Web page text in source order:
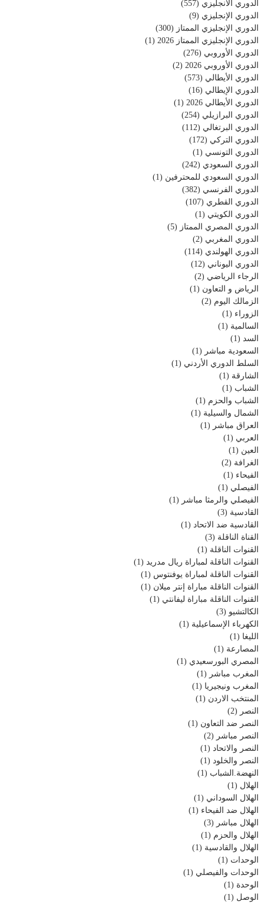
الدوري الأنجليزي (557)
الدوري الإنجليزي (9)
الدوري الإنجليزي الممتاز (300)
الدوري الإنجليزي الممتاز 2026
(1)
الدوري الأوروبي (276)
الدوري الأوروبي 2026
(2)
الدوري الأيطالي (573)
الدوري الإيطالي (16)
الدوري الأيطالي 2026
(1)
الدوري البرازيلي (254)
الدوري البرتغالي (112)
الدوري التركي (172)
الدوري التونسي (1)
الدوري السعودي (242)
الدوري السعودي للمحترفين (1)
الدوري الفرنسي (382)
الدوري القطري (107)
الدوري الكويتي (1)
الدوري المصري الممتاز (5)
الدوري المغربي (2)
الدوري الهولندي (114)
الدوري اليوناني (12)
الرجاء الرياضي (2)
الرياض و التعاون (1)
الزمالك اليوم (2)
الزوراء (1)
السالمية (1)
السد (1)
السعودية مباشر (1)
السلط الدوري الأردني (1)
الشارقة (1)
الشباب (1)
الشباب والحزم (1)
الشمال والسيلية (1)
العراق مباشر (1)
العربي (1)
العين (1)
الغرافة (2)
الفيحاء (1)
الفيصلي (1)
الفيصلي والرمثا مباشر (1)
القادسية (3)
القادسية ضد الاتحاد (1)
القناة الناقلة (3)
القنوات الناقلة (1)
القنوات الناقلة لمباراة ريال مدريد (1)
القنوات الناقلة لمباراة يوفنتوس (1)
القنوات الناقلة مباراة إنتر ميلان (1)
القنوات الناقلة مباراة ليفانتي (1)
الكالتشيو (3)
الكهرباء الإسماعيلية (1)
الليغا (1)
المصارعة (1)
المصري البورسعيدي (1)
المغرب مباشر (1)
المغرب ونيجيريا (1)
المنتخب الاردن (1)
النصر (2)
النصر ضد التعاون (1)
النصر مباشر (2)
النصر والاتحاد (1)
النصر والخلود (1)
النهضة.الشباب (1)
الهلال (1)
الهلال السوداني (1)
الهلال ضد الفيحاء (1)
الهلال مباشر (3)
الهلال والحزم (1)
الهلال والقادسية (1)
الوحدات (1)
الوحدات والفيصلي (1)
الوحدة (1)
الوصل (1)